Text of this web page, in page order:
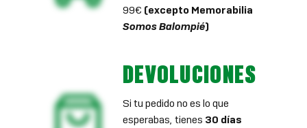
99€ (excepto Memorabilia
Somos Balompié)
DEVOLUCIONES
Si tu pedido no es lo que
esperabas, tienes 30 días